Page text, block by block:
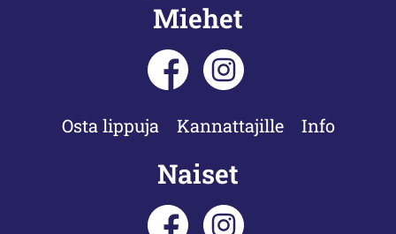
Miehet
Osta lippuja Kannattajille Info
Naiset